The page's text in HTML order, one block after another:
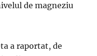
de magneziu
a raportat, de